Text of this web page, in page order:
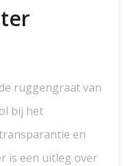
ruggengraat van
bij het
en
is een uitleg over